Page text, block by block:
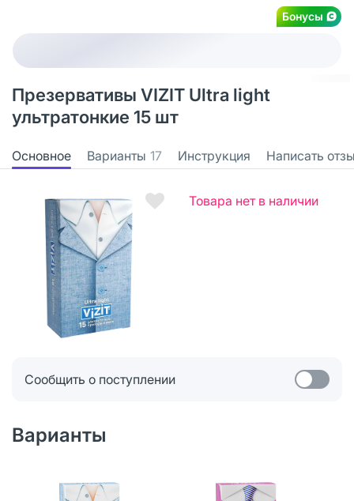
Бонусы
Презервативы VIZIT Ultra light
ультратонкие 15 шт
Основное Варианты 17 Инструкция Написать
Товара нет в наличии
Сообщить о поступлении
Варианты